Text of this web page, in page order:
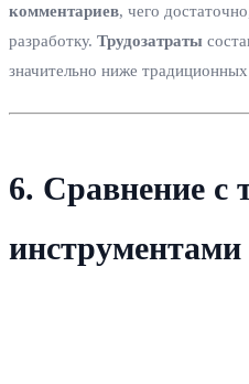
комментариев, чего
разработку. Трудозатраты
значительно ниже
6. Сравнение с